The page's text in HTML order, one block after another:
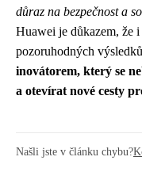
důraz na bezpečnost a
Huawei je důkazem, že
pozoruhodných
inovátorem, který se
a otevírat nové cesty
Našli jste v článku chybu?